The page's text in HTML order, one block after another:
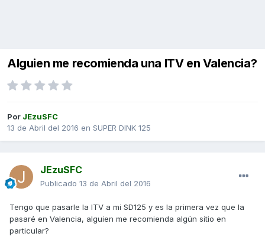
Alguien me recomienda una ITV en Valencia?
Por JEzuSFC
13 de Abril del 2016 en SUPER DINK 125
JEzuSFC
Publicado 13 de Abril del 2016
Tengo que pasarle la ITV a mi SD125 y es la primera vez que la
pasaré en Valencia, alguien me recomienda algún sitio en
particular?